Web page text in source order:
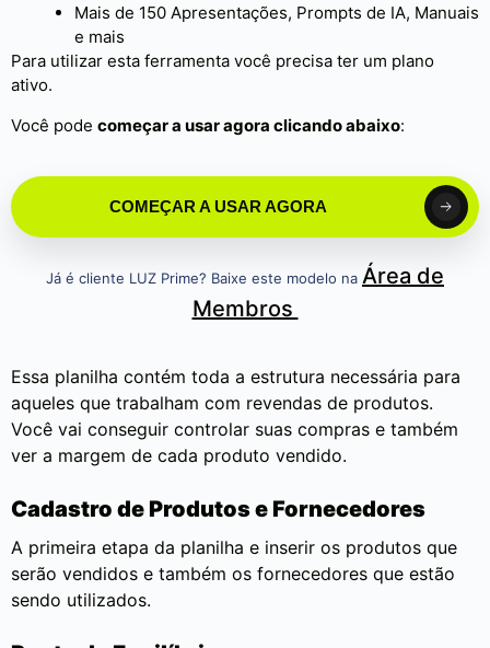
Mais de 150 Apresentações, Prompts de IA, Manuais
e mais
Para utilizar esta ferramenta você precisa ter um plano
ativo.
Você pode começar a usar agora clicando abaixo:
COMEÇAR A USAR AGORA
Já é cliente LUZ Prime? Baixe este modelo na Área de
Membros
Essa planilha contém toda a estrutura necessária para
aqueles que trabalham com revendas de produtos.
Você vai conseguir controlar suas compras e também
ver a margem de cada produto vendido.
Cadastro de Produtos e Fornecedores
A primeira etapa da planilha e inserir os produtos que
serão vendidos e também os fornecedores que estão
sendo utilizados.